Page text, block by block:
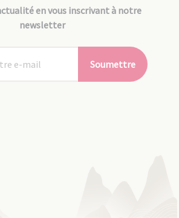
en vous inscrivant à notre
newsletter
Soumettre